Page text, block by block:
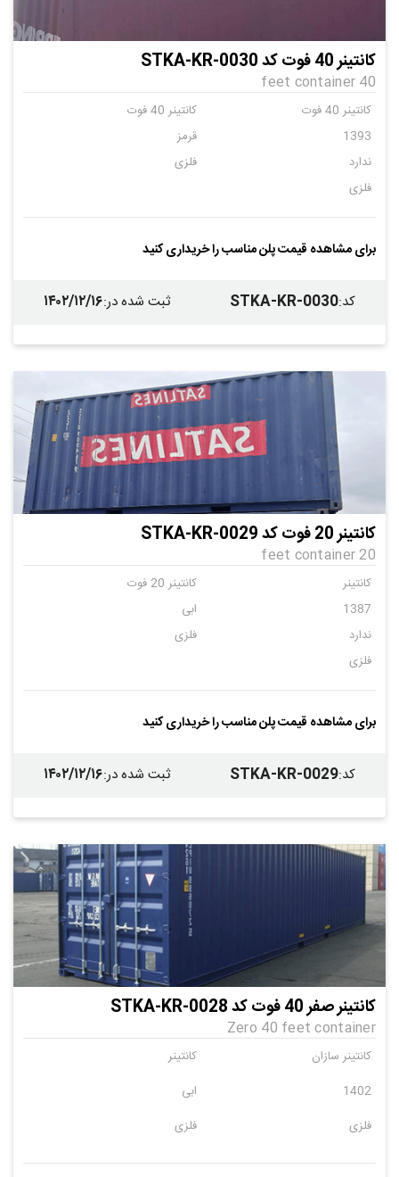
کانتینر 40 فوت کد STKA-KR-0030
40 feet container
کانتینر 40 فوت
کانتینر 40 فوت
1393
قرمز
ندارد
فلزی
فلزی
برای مشاهده قیمت پلن مناسب را خریداری کنید
کد:
STKA-KR-0030 ثبت شده در:۱۴۰۲/۱۲/۱۶
کانتینر 20 فوت کد STKA-KR-0029
20 feet container
کانتینر
کانتینر 20 فوت
1387
ابی
ندارد
فلزی
فلزی
برای مشاهده قیمت پلن مناسب را خریداری کنید
کد:
STKA-KR-0029 ثبت شده در:۱۴۰۲/۱۲/۱۶
کانتینر صفر 40 فوت کد STKA-KR-0028
Zero 40 feet container
کانتینر سازان
کانتینر
1402
ابی
فلزی
فلزی